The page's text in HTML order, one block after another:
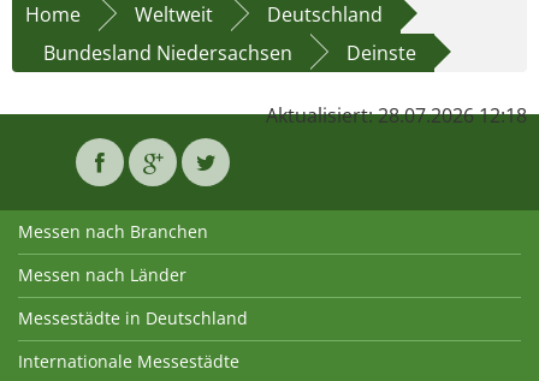
Home Weltweit
Deutschland
Bundesland Niedersachsen
Deinste
Aktualisiert: 28.07.2026 12:18
Messen nach Branchen
Messen nach Länder
Messestädte in Deutschland
Internationale Messestädte